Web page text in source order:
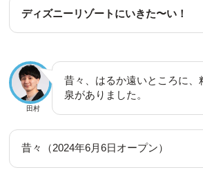
ディズニーリゾートにいきた〜い！
田村
昔々、はるか遠いところに、
泉がありました。
昔々（2024年6月6日オープン）